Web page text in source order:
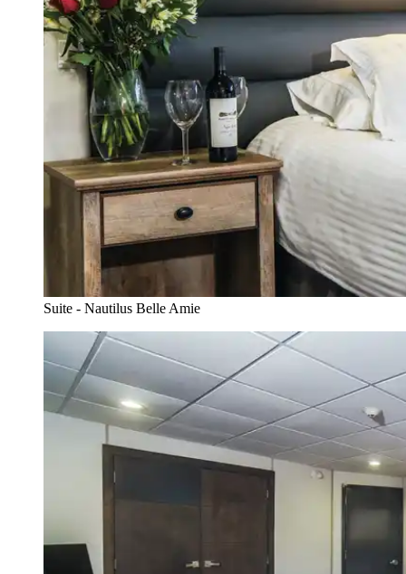
Suite - Nautilus Belle Amie